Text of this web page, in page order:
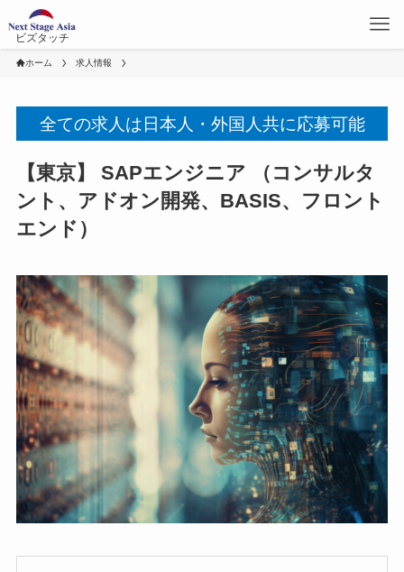
ビズタッチ
ホーム 求人情報
全ての求人は日本人・外国人共に応募可能
【東京】 SAPエンジニア （コンサルタ
ント、アドオン開発、BASIS、フロント
エンド）